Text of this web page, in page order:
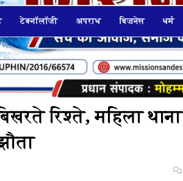
टेक्नॉलॉजी अपराध बिज़नेस धर्म
रिश्ते, महिला थाना